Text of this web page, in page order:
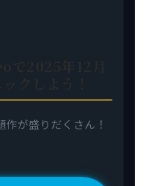
が盛りだくさん！